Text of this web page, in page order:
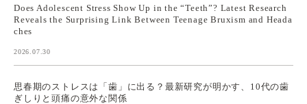
Does Adolescent Stress Show Up in the “Teeth”? Latest Research
Reveals the Surprising Link Between Teenage Bruxism and Heada
ches
2026.07.30
思春期のストレスは「歯」に出る？最新研究が明かす、10代の歯
ぎしりと頭痛の意外な関係